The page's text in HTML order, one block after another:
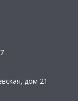
дом 21